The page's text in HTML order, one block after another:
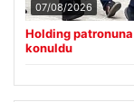
07/08/2026
Holding patronuna
konuldu